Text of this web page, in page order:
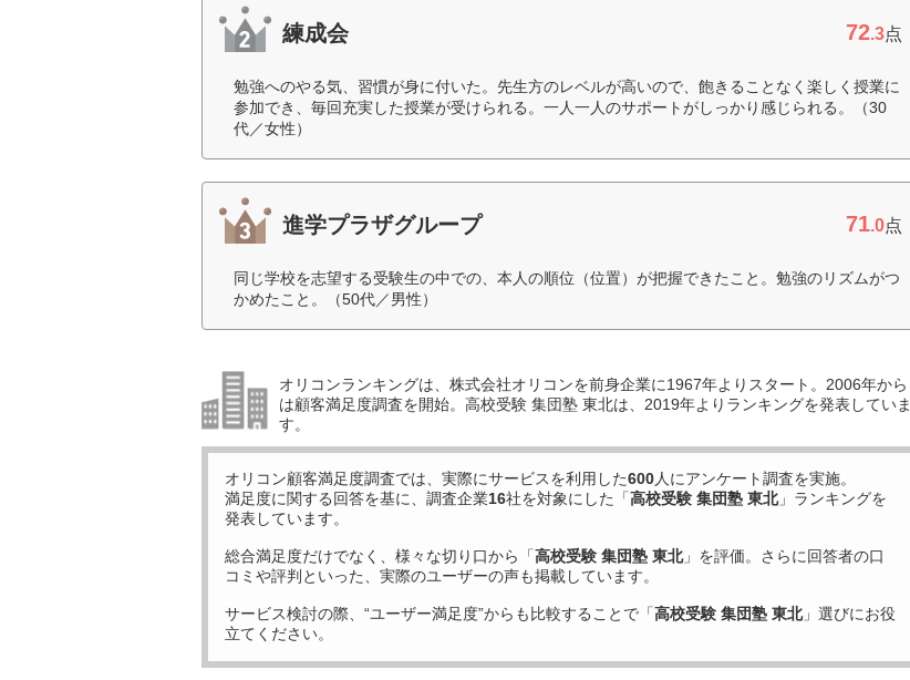
練成会 72.3点
勉強へのやる気、習慣が身に付いた。先生方のレベルが高いので、飽きることなく楽しく授業に
参加でき、毎回充実した授業が受けられる。一人一人のサポートがしっかり感じられる。（30
代／女性）
進学プラザグループ 71.0点
同じ学校を志望する受験生の中での、本人の順位（位置）が把握できたこと。勉強のリズムがつ
かめたこと。（50代／男性）
オリコンランキングは、株式会社オリコンを前身企業に1967年よりスタート。2006年から
は顧客満足度調査を開始。高校受験 集団塾 東北は、2019年よりランキングを発表していま
す。
オリコン顧客満足度調査では、実際にサービスを利用した600人にアンケート調査を実施。
満足度に関する回答を基に、調査企業16社を対象にした「高校受験 集団塾 東北」ランキングを
発表しています。
総合満足度だけでなく、様々な切り口から「高校受験 集団塾 東北」を評価。さらに回答者の口
コミや評判といった、実際のユーザーの声も掲載しています。
サービス検討の際、“ユーザー満足度”からも比較することで「高校受験 集団塾 東北」選びにお役
立てください。